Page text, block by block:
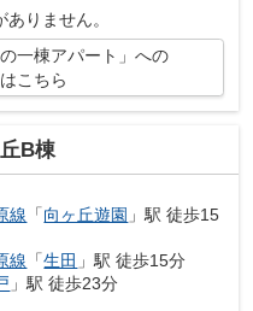
りません。
一棟アパート」への
こちら
B棟
線 「向ヶ丘遊園 」駅 徒歩15
線 「生田 」駅 徒歩15分
」駅 徒歩23分